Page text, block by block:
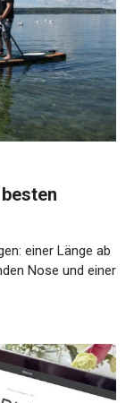
einer Länge ab
Nose und einer